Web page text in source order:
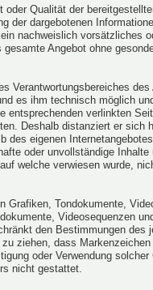
Qualität der
der dargebotenen
nachweislich vorsätzliches
Angebot ohne
Verantwortungsbereiches
es ihm technisch möglich
verlinkten
Deshalb distanziert er sich
eigenen
oder unvollständige
welche verwiesen wurde,
Tondokumente,
Videosequenzen
den Bestimmungen
ziehen, dass
oder Verwendung
nicht gestattet.